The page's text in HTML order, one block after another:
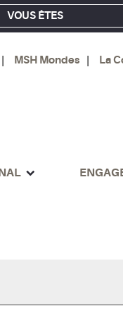
VOUS ÊTES
MSH Mondes La